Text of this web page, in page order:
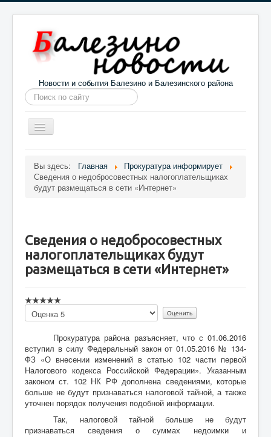
Новости и события Балезино и Балезинского района
Искать...
Toggle
Navigation
Информация Галерея О проекте
Вы здесь: Главная
Прокуратура информирует
Сведения о недобросовестных налогоплательщиках
будут размещаться в сети «Интернет»
Сведения о недобросовестных
налогоплательщиках будут
размещаться в сети «Интернет»
Пожалуйста,
оцените
Прокуратура района разъясняет, что с 01.06.2016
вступил в силу Федеральный закон от 01.05.2016 № 134-
ФЗ «О внесении изменений в статью 102 части первой
Налогового кодекса Российской Федерации». Указанным
законом ст. 102 НК РФ дополнена сведениями, которые
больше не будут признаваться налоговой тайной, а также
уточнен порядок получения подобной информации.
Так, налоговой тайной больше не будут
признаваться сведения о суммах недоимки и